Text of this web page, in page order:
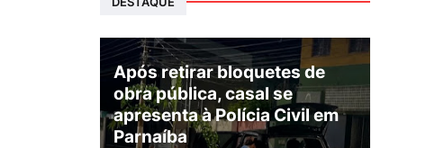
Após retirar bloquetes de
obra pública, casal se
apresenta à Polícia Civil em
Parnaíba